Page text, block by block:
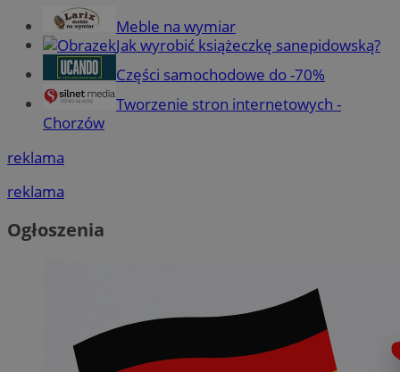
Meble na wymiar
Jak wyrobić książeczkę sanepidowską?
Części samochodowe do -70%
Tworzenie stron internetowych -
Chorzów
reklama
reklama
Ogłoszenia